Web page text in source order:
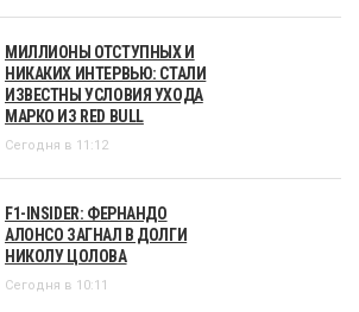
МИЛЛИОНЫ ОТСТУПНЫХ И
НИКАКИХ ИНТЕРВЬЮ: СТАЛИ
ИЗВЕСТНЫ УСЛОВИЯ УХОДА
МАРКО ИЗ RED BULL
Сегодня в 11:12
F1-INSIDER: ФЕРНАНДО
АЛОНСО ЗАГНАЛ В ДОЛГИ
НИКОЛУ ЦОЛОВА
Сегодня в 10:11